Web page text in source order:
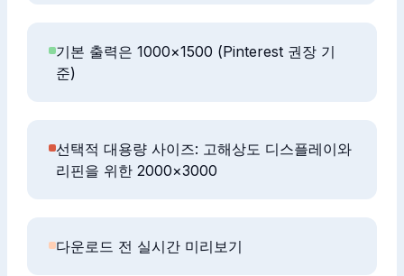
기본 출력은 1000×1500 (Pinterest 권장 기
준)
선택적 대용량 사이즈: 고해상도 디스플레이와
리핀을 위한 2000×3000
다운로드 전 실시간 미리보기